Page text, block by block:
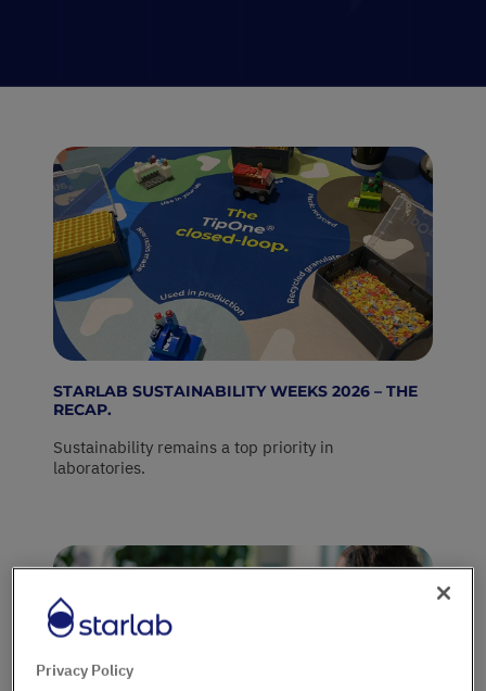
STARLAB SUSTAINABILITY WEEKS 2026 – THE
RECAP.
Sustainability remains a top priority in
laboratories.
Privacy Policy